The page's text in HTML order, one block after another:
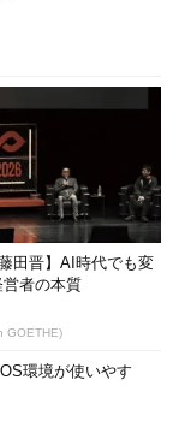
田晋】AI時代でも変
者の本質
GOETHE)
環境が使いやす